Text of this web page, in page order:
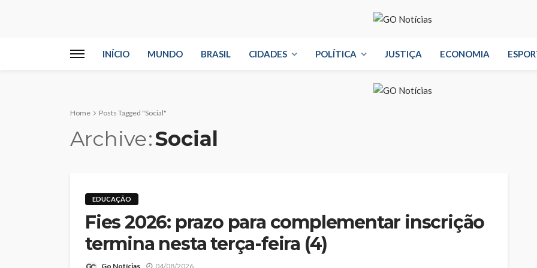
INÍCIO MUNDO BRASIL CIDADES POLÍTICA JUSTIÇA ECONOMIA
Home Posts Tagged "Social"
Archive Social
EDUCAÇÃO
Fies 2026: prazo para complementar inscrição
termina nesta terça-feira (4)
Go Notícias 04/08/2026